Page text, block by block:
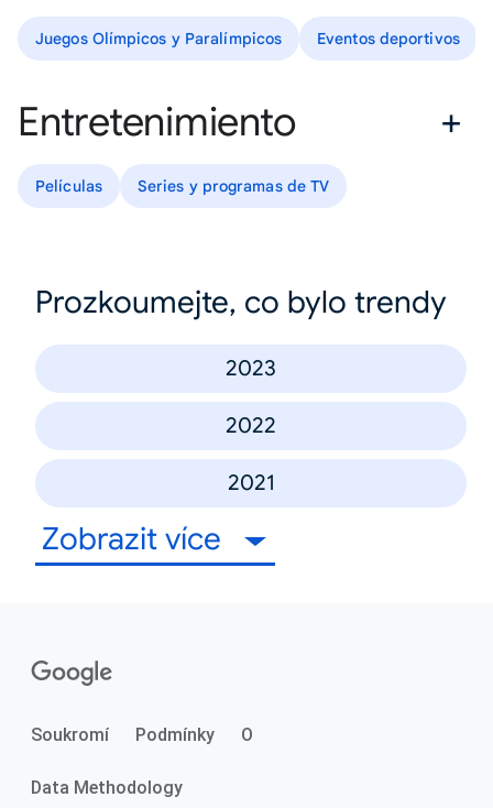
Juegos Olímpicos y Paralímpicos Eventos deportivos
Entretenimiento
Películas Series y programas de TV
Prozkoumejte, co bylo trendy
2023
2022
2021
Zobrazit více
Soukromí Podmínky O
Data Methodology